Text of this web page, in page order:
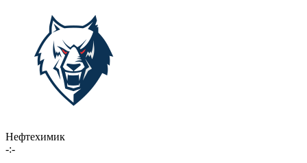
Нефтехимик
-:-